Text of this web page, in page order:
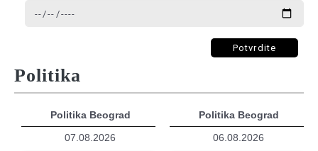
Potvrdite
Politika
Politika Beograd
07.08.2026
Politika Beograd
06.08.2026